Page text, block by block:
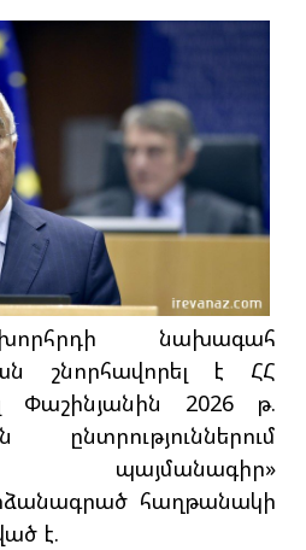
նախագահ
շնորհավորել է ՀՀ
Փաշինյանին 2026 թ.
ընտրություններում
պայմանագիր»
հաղթանակի
է.